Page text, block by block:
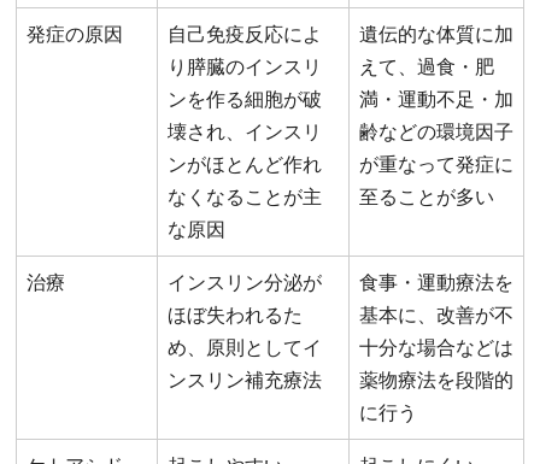
発症の原因
自己免疫反応によ
り膵臓のインスリ
ンを作る細胞が破
壊され、インスリ
ンがほとんど作れ
なくなることが主
な原因
遺伝的な体質に加
えて、過食・肥
満・運動不足・加
齢などの環境因子
が重なって発症に
至ることが多い
治療
インスリン分泌が
ほぼ失われるた
め、原則としてイ
ンスリン補充療法
食事・運動療法を
基本に、改善が不
十分な場合などは
薬物療法を段階的
に行う